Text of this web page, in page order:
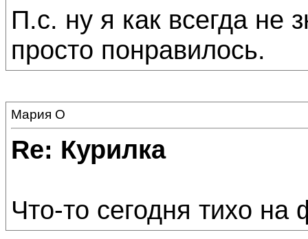
П.с. ну я как всегда
просто понравилось.
Мария О
Re: Курилка
Что-то сегодня тихо